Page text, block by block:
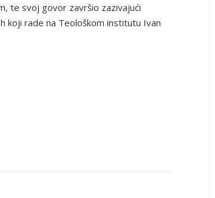
te svoj govor završio zazivajući
koji rade na Teološkom institutu Ivan